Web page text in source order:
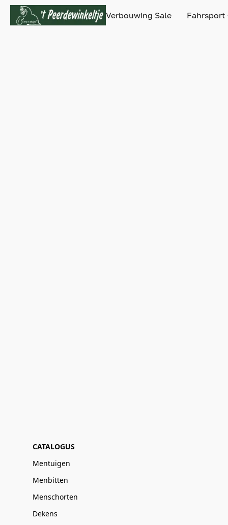
Verbouwing Sale Fahrsport
CATALOGUS
Mentuigen
Menbitten
Menschorten
Dekens